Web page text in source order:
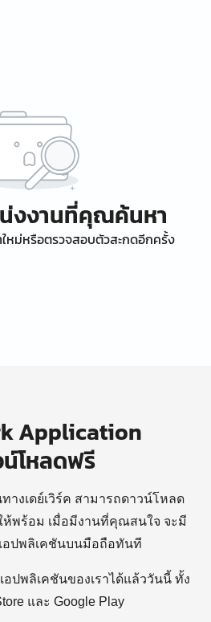
งงานที่คุณค้นหา
หม่หรือตรวจสอบตัวสะกดอีกครั้ง
Application
โหลดฟรี
างเดย์เวิร์ค สามารถดาวน์โหลด
ห้พร้อม เมื่อมีงานที่คุณสนใจ จะมี
อปพลิเคชันบนมือถือทันที
อปพลิเคชันของเราได้แล้ววันนี้ ทั้ง
และ Google Play